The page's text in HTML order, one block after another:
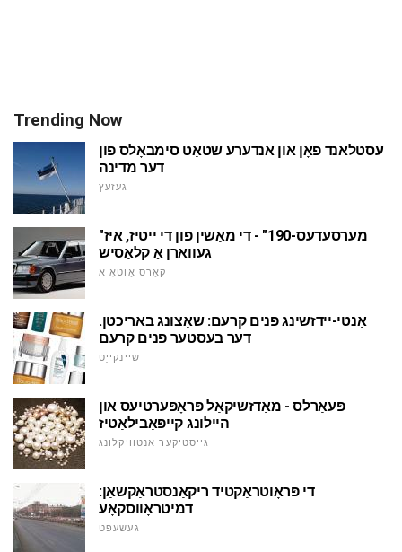
Trending Now
עסטלאנד פאָן און אנדערע שטאַט סימבאָלס פון
דער מדינה
געזעץ
"מערסעדעס-190" - די מאַשין פון די ייטיז, איז
געווארן אַ קלאַסיש
קאַרס אַוטאָ א
אַנטי-יידזשינג פּנים קרעם: שאַצונג באריכטן.
דער בעסטער פּנים קרעם
שיינקייַט
פּעאַרלס - מאַדזשיקאַל פּראָפּערטיעס און
היילונג קייפּאַבילאַטיז
גייסטיקער אנטוויקלונג
די פּראָוטראַקטיד ריקאַנסטראַקשאַן:
דמיטראָווסקאָע
געשעפט